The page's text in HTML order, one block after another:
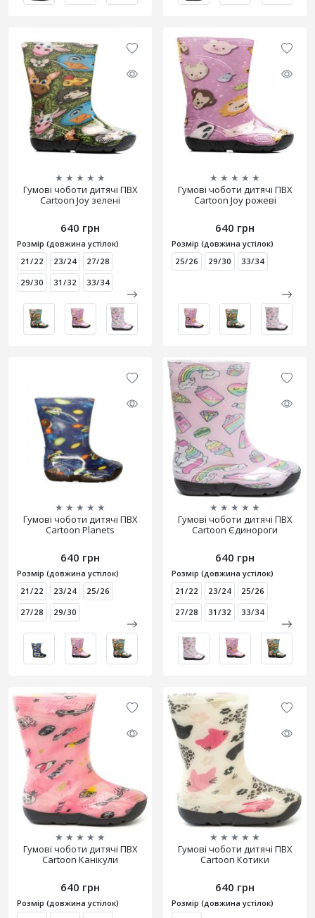
★ ★ ★ ★ ★
Гумові чоботи дитячі ПВХ
Cartoon Joy зелені
640 грн
Розмір (довжина устілок)
21/22
23/24
27/28
29/30
31/32 33/34
★ ★ ★ ★ ★
Гумові чоботи дитячі ПВХ
Cartoon Joy рожеві
640 грн
Розмір (довжина устілок)
25/26
29/30 33/34
★ ★ ★ ★ ★
Гумові чоботи дитячі ПВХ
Cartoon Planets
640 грн
Розмір (довжина устілок)
21/22
23/24
25/26
27/28
29/30
★ ★ ★ ★ ★
Гумові чоботи дитячі ПВХ
Cartoon Єдинороги
640 грн
Розмір (довжина устілок)
21/22
23/24
25/26
27/28
31/32 33/34
★ ★ ★ ★ ★
Гумові чоботи дитячі ПВХ
Cartoon Канікули
640 грн
Розмір (довжина устілок)
★ ★ ★ ★ ★
Гумові чоботи дитячі ПВХ
Cartoon Котики
640 грн
Розмір (довжина устілок)